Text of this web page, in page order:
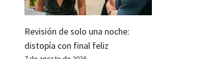
Revisión de solo una noche:
distopía con final feliz